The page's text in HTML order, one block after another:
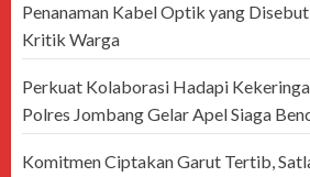
Penanaman Kabel Optik yang
Kritik Warga
Perkuat Kolaborasi Hadapi
Polres Jombang Gelar Apel Siaga
Komitmen Ciptakan Garut Tertib,